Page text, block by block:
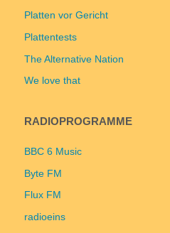
Platten vor Gericht
Plattentests
The Alternative Nation
We love that
RADIOPROGRAMME
BBC 6 Music
Byte FM
Flux FM
radioeins